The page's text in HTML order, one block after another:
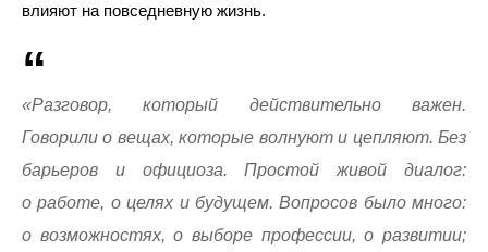
влияют на повседневную жизнь.
«Разговор, который действительно важен.
Говорили о вещах, которые волнуют и цепляют. Без
барьеров и официоза. Простой живой диалог:
о работе, о целях и будущем. Вопросов было много:
о возможностях, о выборе профессии, о развитии;